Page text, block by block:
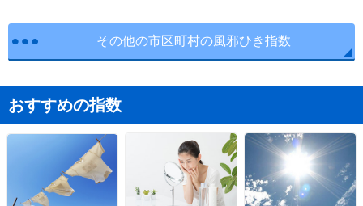
その他の市区町村の風邪ひき指数
おすすめの指数